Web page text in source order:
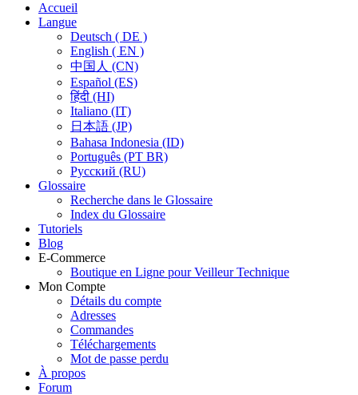
Accueil
Langue
Deutsch ( DE )
English ( EN )
中国人 (CN)
Español (ES)
हिंदी (HI)
Italiano (IT)
日本語 (JP)
Bahasa Indonesia (ID)
Português (PT BR)
Pусский (RU)
Glossaire
Recherche dans le Glossaire
Index du Glossaire
Tutoriels
Blog
E-Commerce
Boutique en Ligne pour Veilleur Technique
Mon Compte
Détails du compte
Adresses
Commandes
Téléchargements
Mot de passe perdu
À propos
Forum